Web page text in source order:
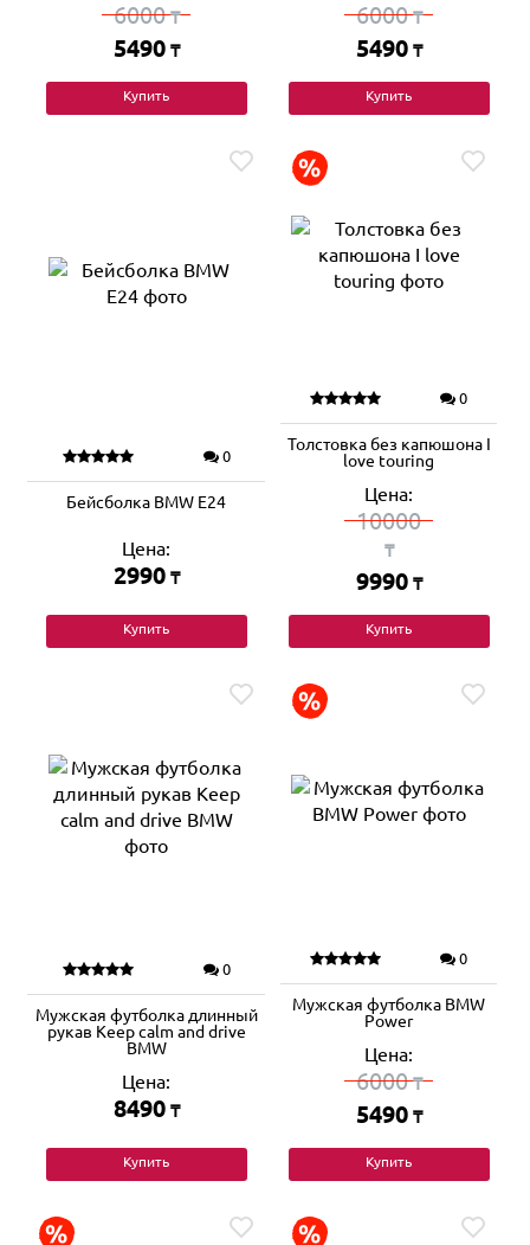
6000₸
5490 ₸
Купить
6000₸
5490 ₸
Купить
0
Бейсболка BMW E24
Цена:
2990 ₸
Купить
0
Толстовка без капюшона I
love touring
Цена:
10000
₸
9990 ₸
Купить
0
Мужская футболка длинный
рукав Keep calm and drive
BMW
Цена:
8490 ₸
Купить
0
Мужская футболка BMW
Power
Цена:
6000₸
5490 ₸
Купить